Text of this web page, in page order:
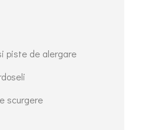
piste de alergare
scurgere